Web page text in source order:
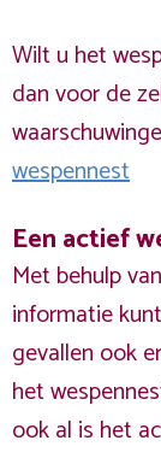
Wilt u het
dan voor de
wespennest
Een actief
Met behulp
informatie
gevallen ook
het
ook al is het